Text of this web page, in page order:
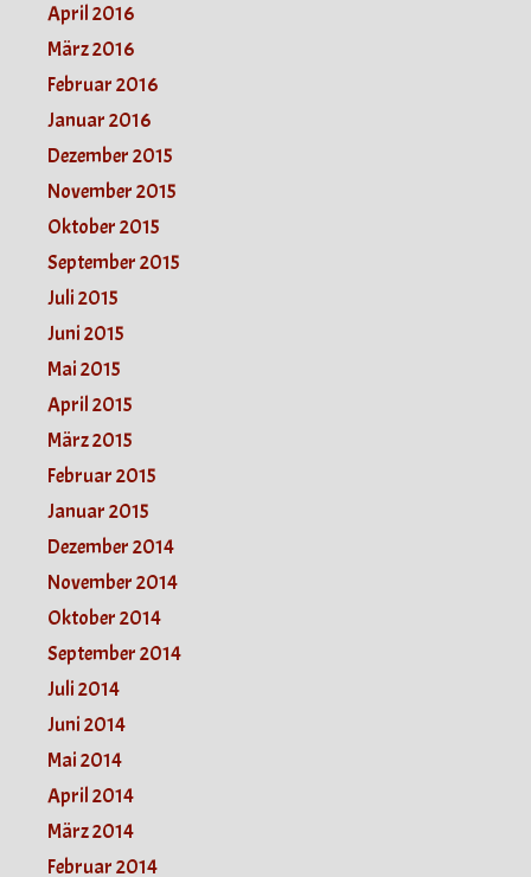
April 2016
März 2016
Februar 2016
Januar 2016
Dezember 2015
November 2015
Oktober 2015
September 2015
Juli 2015
Juni 2015
Mai 2015
April 2015
März 2015
Februar 2015
Januar 2015
Dezember 2014
November 2014
Oktober 2014
September 2014
Juli 2014
Juni 2014
Mai 2014
April 2014
März 2014
Februar 2014